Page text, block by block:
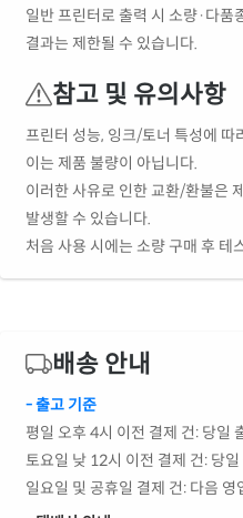
일반 프린터로 출력 시 소량·다품
결과는 제한될 수 있습니다.
참고 및 유의사항
프린터 성능, 잉크/토너 특성에 따
이는 제품 불량이 아닙니다.
이러한 사유로 인한 교환/환불은
발생할 수 있습니다.
처음 사용 시에는 소량 구매 후 테
배송 안내
- 출고 기준
평일 오후 4시 이전 결제 건: 당일
토요일 낮 12시 이전 결제 건: 당일
일요일 및 공휴일 결제 건: 다음 영